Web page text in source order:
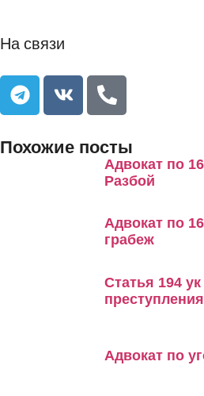
На связи
Похожие посты
Адвокат по
Разбой
Адвокат по
грабеж
Статья 194
преступления
Адвокат по